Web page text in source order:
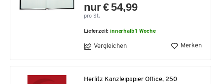
nur € 54,99
pro St.
Lieferzeit:innerhalb 1 Woche
Vergleichen Merken
Herlitz Kanzleipapier Office, 250